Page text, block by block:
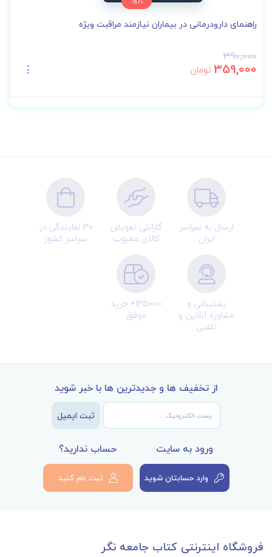
راهنمای دارودرمانی در بیماران نیازمند مراقبت ویژه
390,000
359,000 تومان
ارسال به سراسر
ایران
گارانتی تعویض
کالای معیوب
30 نمایندگی در
سراسر کشور
پشتیبانی و
مشاوره آنلاین و
تلفنی
135000+ خرید
موفق
از تخفیف ها و جدیدترین ها با خبر شوید
ثبت ایمیل
ورود به سایت
وارد حسابتان شوید
حساب ندارید؟
ثبت نام کنید
فروشگاه اینترنتی کتاب جامعه نگر